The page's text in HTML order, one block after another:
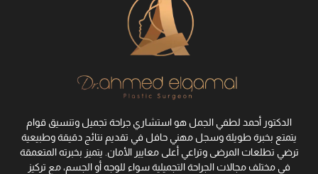
الدكتور أحمد لطفي الجمل هو استشاري جراحة تجميل وتنسيق قوام
يتمتع بخبرة طويلة وسجل مهني حافل في تقديم نتائج دقيقة وطبيعية
ترضي تطلعات المرضى وتراعي أعلى معايير الأمان. يتميز بخبرته المتعمقة
في مختلف مجالات الجراحة التجميلية سواء للوجه أو الجسم، مع تركيز